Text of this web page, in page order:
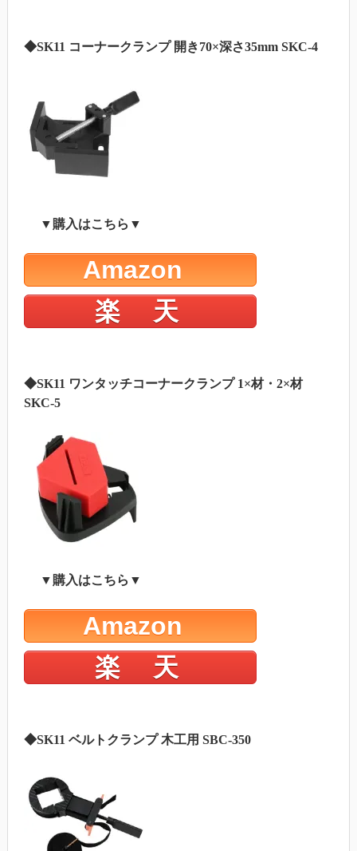
◆SK11 コーナークランプ 開き70×深さ35mm SKC-4
▼購入はこちら▼
Amazon
楽 天
◆SK11 ワンタッチコーナークランプ 1×材・2×材
SKC-5
▼購入はこちら▼
Amazon
楽 天
◆SK11 ベルトクランプ 木工用 SBC-350